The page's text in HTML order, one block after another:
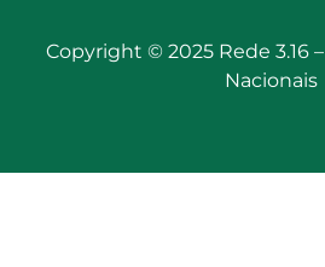
Copyright © 2025 Rede 3.16 –
Nacionais